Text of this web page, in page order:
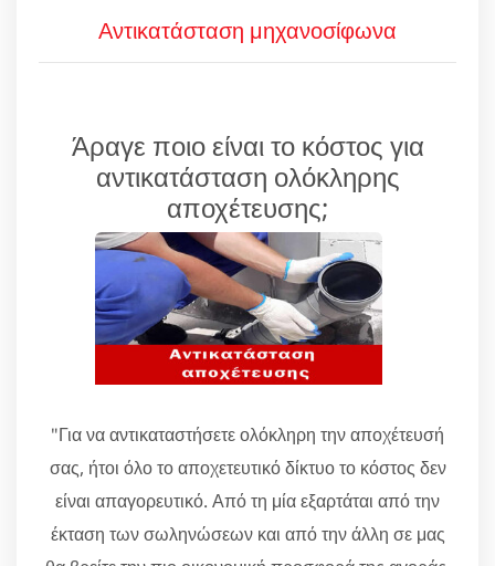
Αντικατάσταση μηχανοσίφωνα
Άραγε ποιο είναι το κόστος για
αντικατάσταση ολόκληρης
αποχέτευσης;
"Για να αντικαταστήσετε ολόκληρη την αποχέτευσή
σας, ήτοι όλο το αποχετευτικό δίκτυο το κόστος δεν
είναι απαγορευτικό. Από τη μία εξαρτάται από την
έκταση των σωληνώσεων και από την άλλη σε μας